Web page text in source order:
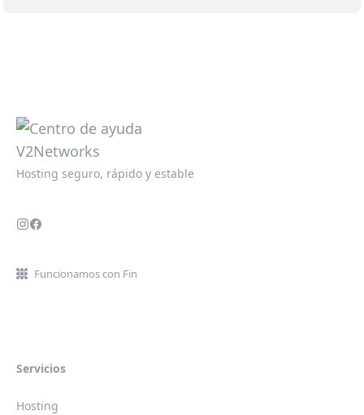
Hosting seguro, rápido y estable
Funcionamos con Fin
Servicios
Hosting